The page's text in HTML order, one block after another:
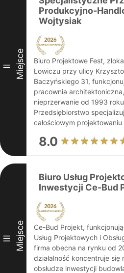
II Miejsce
Produkcyjno-
Wojtysiak
Biuro Projektowe Fest,
Łowiczu przy ulicy
Baczyńskiego 31,
pracownia
nieprzerwanie od 1993
Przedsiębiorstwo
całościowym projektowaniu
8.0
III Miejsce
Biuro Usług
Inwestycji Ce-Bud
Ce-Bud Projekt,
Usług Projektowych i
firma obecna na rynku od
działalność koncentruje się
obsłudze inwestycji